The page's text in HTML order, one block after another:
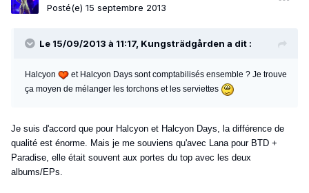
Posté(e) 15 septembre 2013
Le 15/09/2013 à 11:17, Kungsträdgården a dit :
Halcyon
et Halcyon Days sont comptabilisés ensemble ? Je trouve
ça moyen de mélanger les torchons et les serviettes
Je suis d'accord que pour Halcyon et Halcyon Days, la différence de
qualité est énorme. Mais je me souviens qu'avec Lana pour BTD +
Paradise, elle était souvent aux portes du top avec les deux
albums/EPs.